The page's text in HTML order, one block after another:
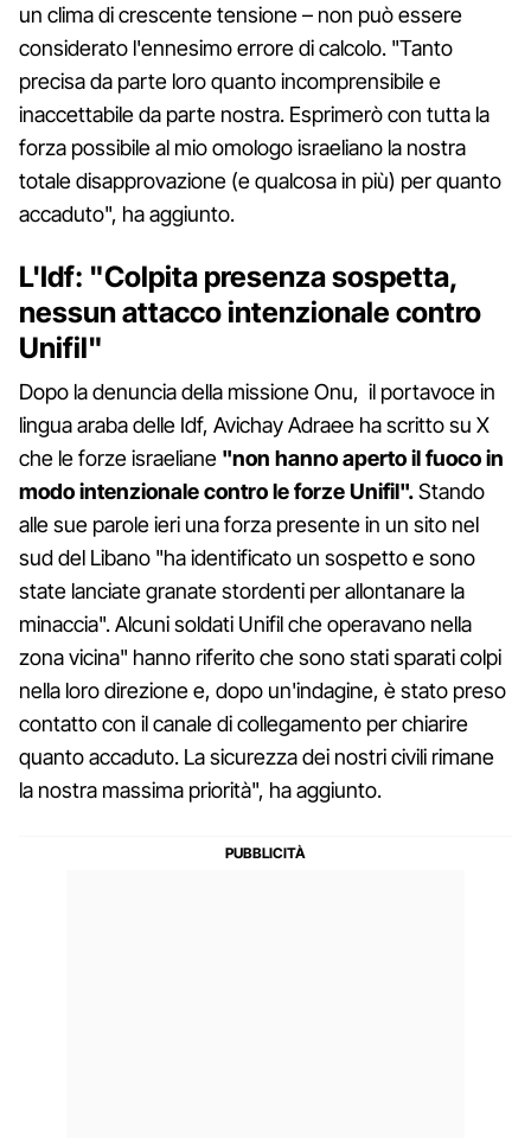
un clima di crescente tensione – non può essere
considerato l'ennesimo errore di calcolo. "Tanto
precisa da parte loro quanto incomprensibile e
inaccettabile da parte nostra. Esprimerò con tutta la
forza possibile al mio omologo israeliano la nostra
totale disapprovazione (e qualcosa in più) per quanto
accaduto", ha aggiunto.
L'Idf: "Colpita presenza sospetta,
nessun attacco intenzionale contro
Unifil"
Dopo la denuncia della missione Onu, il portavoce in
lingua araba delle Idf, Avichay Adraee ha scritto su X
che le forze israeliane "non hanno aperto il fuoco in
modo intenzionale contro le forze Unifil".Stando
alle sue parole ieri una forza presente in un sito nel
sud del Libano "ha identificato un sospetto e sono
state lanciate granate stordenti per allontanare la
minaccia". Alcuni soldati Unifil che operavano nella
zona vicina" hanno riferito che sono stati sparati colpi
nella loro direzione e, dopo un'indagine, è stato preso
contatto con il canale di collegamento per chiarire
quanto accaduto. La sicurezza dei nostri civili rimane
la nostra massima priorità", ha aggiunto.